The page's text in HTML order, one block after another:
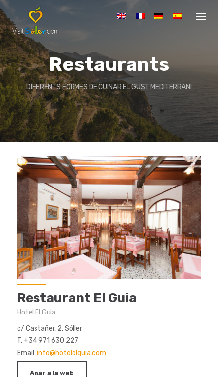
S
k
i
p
t
o
c
o
n
t
e
n
t
Restaurants
DIFERENTS FORMES DE CUINAR EL GUST MEDITERRANI
Restaurant El Guia
Hotel El Guia
c/ Castañer, 2, Sóller
T. +34 971 630 227
Email: info@hotelelguia.com
Anar a la web